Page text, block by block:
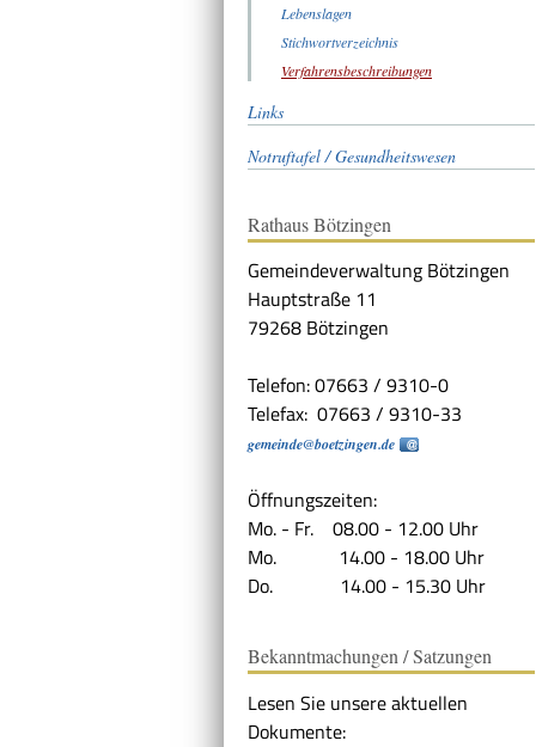
Lebenslagen
Stichwortverzeichnis
Verfahrensbeschreibungen
Links
Notruftafel / Gesundheitswesen
Rathaus Bötzingen
Gemeindeverwaltung Bötzingen
Hauptstraße 11
79268 Bötzingen
Telefon: 07663 / 9310-0
Telefax: 07663 / 9310-33
gemeinde@boetzingen.de
Öffnungszeiten:
Mo. - Fr. 08.00 - 12.00 Uhr
Mo. 14.00 - 18.00 Uhr
Do. 14.00 - 15.30 Uhr
Bekanntmachungen / Satzungen
Lesen Sie unsere aktuellen
Dokumente: